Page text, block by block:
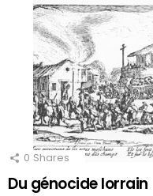
0 Shares
Du génocide lorrain